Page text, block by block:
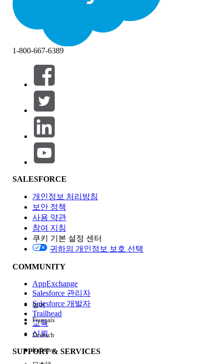
필터 (0)
필터 선택
제품 영역
기능 영향
Edition
경험
1-800-667-6389
SALESFORCE
개인정보 처리방침
보안 정책
사용 약관
참여 지침
쿠키 기본 설정 센터
귀하의 개인정보 보호 선택
COMMUNITY
AppExchange
Salesforce 관리자
Salesforce 개발자
Trailhead
교육
신뢰
SUPPORT & SERVICES
영어
Français
Deutsch
Italiano